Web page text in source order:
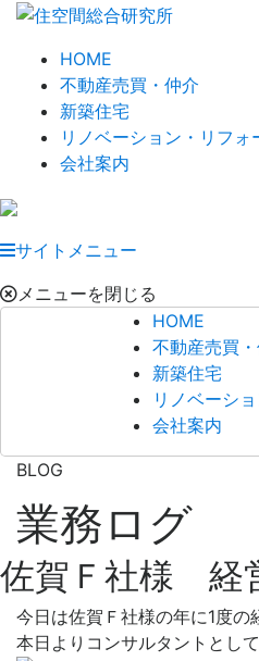
HOME
不動産売買・仲介
新築住宅
リノベーション・リフォ
会社案内
サイトメニュー
メニューを閉じる
HOME
不動産売買
新築住宅
リノベーシ
会社案内
BLOG
業務ログ
佐賀Ｆ社様 経
今日は佐賀Ｆ社様の年に1度の
本日よりコンサルタントとし